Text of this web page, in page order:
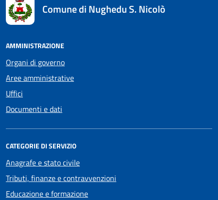
Comune di Nughedu S. Nicolò
AMMINISTRAZIONE
Organi di governo
Aree amministrative
Uffici
Documenti e dati
CATEGORIE DI SERVIZIO
Anagrafe e stato civile
Tributi, finanze e contravvenzioni
Educazione e formazione